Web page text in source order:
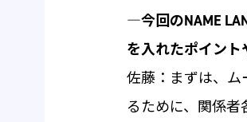
―今回のNAME
を入れたポイント
佐藤：まずは、ム
るために、関係